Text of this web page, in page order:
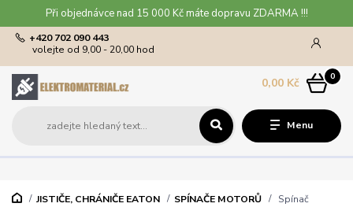
Při objednávce nad 15 000 Kč máte dopravu ZDARMA !!!
Menu
+420 702 090 443
volejte od 9,00 - 20,00 hod
0
0,00 Kč
JISTIČE, CHRÁNIČE EATON SPÍNAČE MOTORŮ
Spínač